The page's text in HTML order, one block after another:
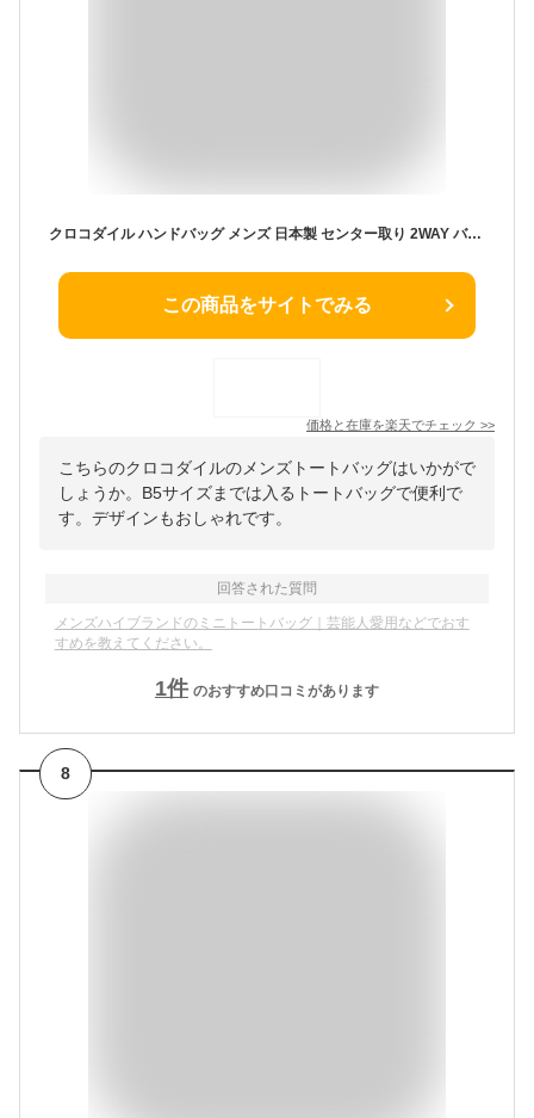
クロコダイル ハンドバッグ メンズ 日本製 センター取り 2WAY バッグ マット加工 目地染め B5 サイズ トート型 保証書 付き ブラック ホワイトブラック バニラ プレゼント ミニトートバッグ ギフト 4FA (06001204-mens-1r)
この商品をサイトでみる
価格と在庫を楽天でチェック >>
こちらのクロコダイルのメンズトートバッグはいかがで
しょうか。B5サイズまでは入るトートバッグで便利で
す。デザインもおしゃれです。
回答された質問
メンズハイブランドのミニトートバッグ｜芸能人愛用などでおす
すめを教えてください。
1件 のおすすめ口コミがあります
8